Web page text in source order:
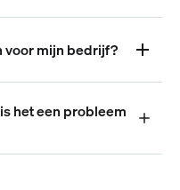
voor mijn bedrijf?
het een probleem